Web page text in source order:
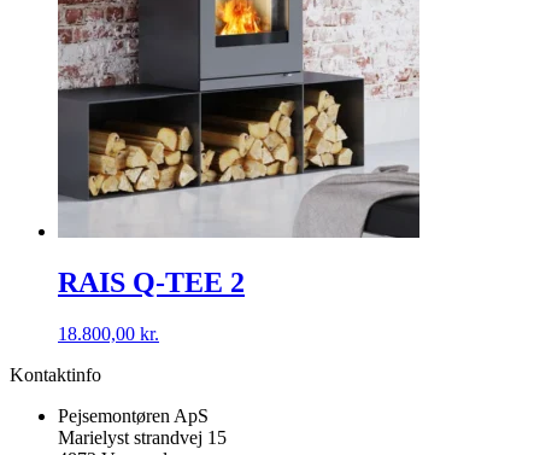
RAIS Q-TEE 2
18.800,00 kr.
Kontaktinfo
Pejsemontøren ApS
Marielyst strandvej 15